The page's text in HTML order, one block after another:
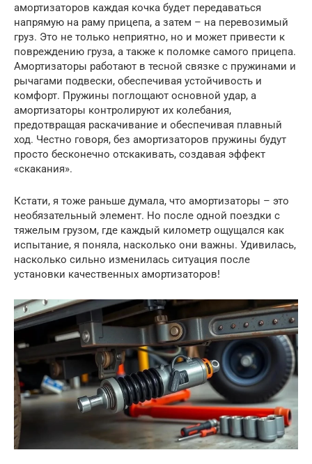
амортизаторов каждая кочка будет передаваться
напрямую на раму прицепа, а затем – на перевозимый
груз. Это не только неприятно, но и может привести к
повреждению груза, а также к поломке самого прицепа.
Амортизаторы работают в тесной связке с пружинами и
рычагами подвески, обеспечивая устойчивость и
комфорт. Пружины поглощают основной удар, а
амортизаторы контролируют их колебания,
предотвращая раскачивание и обеспечивая плавный
ход. Честно говоря, без амортизаторов пружины будут
просто бесконечно отскакивать, создавая эффект
«скакания».
Кстати, я тоже раньше думала, что амортизаторы – это
необязательный элемент. Но после одной поездки с
тяжелым грузом, где каждый километр ощущался как
испытание, я поняла, насколько они важны. Удивилась,
насколько сильно изменилась ситуация после
установки качественных амортизаторов!